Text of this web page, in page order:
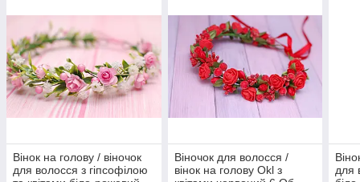
Вінок на голову / віночок
для волосся з гіпсофілою
Віночок для волосся /
вінок на голову Okl з
для